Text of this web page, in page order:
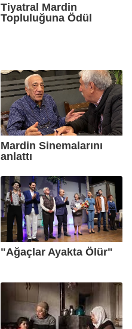
Tiyatral Mardin
Topluluğuna Ödül
Mardin Sinemalarını
anlattı
"Ağaçlar Ayakta Ölür"